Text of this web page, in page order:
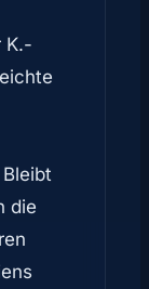
K.-
die